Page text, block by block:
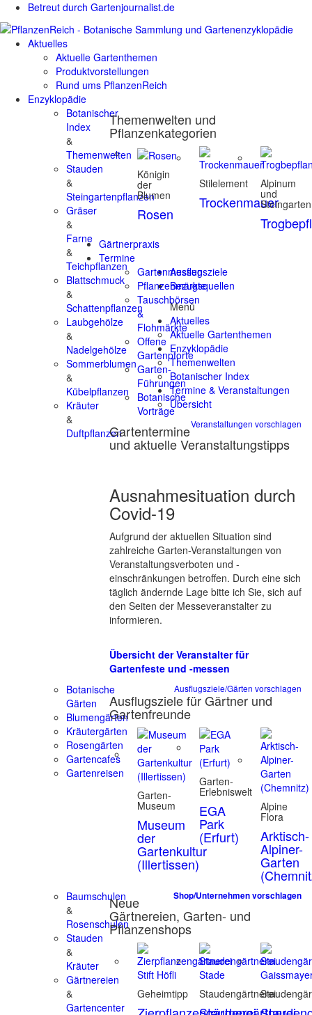
Betreut durch Gartenjournalist.de
Aktuelles
Aktuelle Gartenthemen
Produktvorstellungen
Rund ums PflanzenReich
Enzyklopädie
Botanischer
Index
&
Themenwelten
Stauden
&
Steingartenpflanzen
Gräser
&
Farne
&
Teichpflanzen
Blattschmuck
&
Schattenpflanzen
Laubgehölze
&
Nadelgehölze
Sommerblumen
&
Kübelpflanzen
Kräuter
&
Duftpflanzen
Themenwelten und
Pflanzenkategorien
Königin
der
Blumen
Rosen
Stilelement
Trockenmauer
Alpinum
und
Steingarten
Gärtnerpraxis
Termine
Gartenmessen
Pflanzenmärkte
Tauschbörsen
&
Flohmärkte
Offene
Gartenpforte
Garten-
Führungen
Botanische
Vorträge
Veranstaltungen vorschlagen
Gartentermine
und aktuelle Veranstaltungstipps
Ausnahmesituation durch
Covid-19
Aufgrund der aktuellen Situation sind
zahlreiche Garten-Veranstaltungen von
Veranstaltungsverboten und -
einschränkungen betroffen. Durch eine sich
täglich ändernde Lage bitte ich Sie, sich auf
den Seiten der Messeveranstalter zu
informieren.
Übersicht der Veranstalter für
Gartenfeste und -messen
Ausflugsziele
Botanische
Gärten
Blumengärten
Kräutergärten
Rosengärten
Gartencafes
Gartenreisen
Ausflugsziele/Gärten vorschlagen
Ausflugsziele für Gärtner und
Gartenfreunde
Garten-
Museum
Museum
der
Gartenkultur
(Illertissen)
Garten-
Erlebniswelt
EGA
Park
(Erfurt)
Alpine
Flora
Arktisch-
Alpiner-
Garten
Bezugsquellen
Baumschulen
&
Rosenschulen
Stauden
&
Kräuter
Gärtnereien
&
Gartencenter
Shop/Unternehmen vorschlagen
Neue
Gärtnereien, Garten- und
Pflanzenshops
Geheimtipp Staudengärtnerei
Menü
Aktuelles
Aktuelle Gartenthemen
Enzyklopädie
Themenwelten
Botanischer Index
Termine & Veranstaltungen
Übersicht